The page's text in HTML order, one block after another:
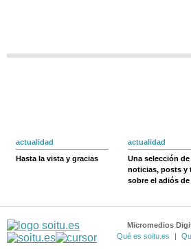
actualidad
Hasta la vista y gracias
actualidad
Una selección de
noticias, posts y
sobre el adiós de
Micromedios
Qué es soitu.es
|